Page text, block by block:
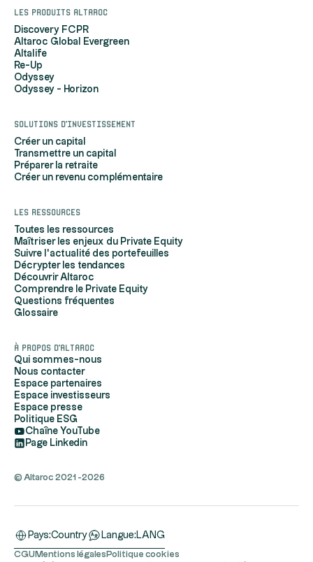
Les produits Altaroc
Discovery FCPR
Altaroc Global Evergreen
Altalife
Re-Up
Odyssey
Odyssey - Horizon
Solutions d'investissement
Créer un capital
Transmettre un capital
Préparer la retraite
Créer un revenu complémentaire
Les ressources
Toutes les ressources
Maîtriser les enjeux du Private Equity
Suivre l'actualité des portefeuilles
Décrypter les tendances
Découvrir Altaroc
Comprendre le Private Equity
Questions fréquentes
Glossaire
À propos d'Altaroc
Qui sommes-nous
Nous contacter
Espace partenaires
Espace investisseurs
Espace presse
Politique ESG
Chaîne YouTube
Page Linkedin
© Altaroc 2021 -2026
Pays:Country Langue: LANG
CGU Mentions légales Politique cookies